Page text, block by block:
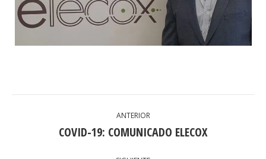
ENTRE
PUBLICACIONES
ANTERIOR
Publicación
COVID-19: COMUNICADO ELECOX